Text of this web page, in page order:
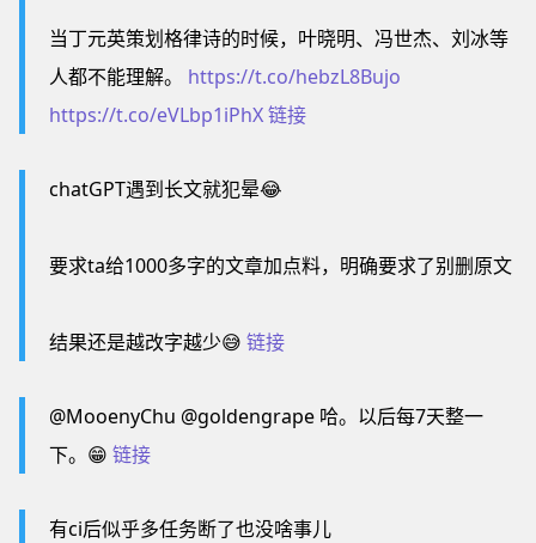
当丁元英策划格律诗的时候，叶晓明、冯世杰、刘冰等
人都不能理解。 https://t.co/hebzL8Bujo
https://t.co/eVLbp1iPhX链接
chatGPT遇到长文就犯晕😂
要求ta给1000多字的文章加点料，明确要求了别删原文
结果还是越改字越少😅 链接
@MooenyChu @goldengrape 哈。以后每7天整一
下。😁 链接
有ci后似乎多任务断了也没啥事儿